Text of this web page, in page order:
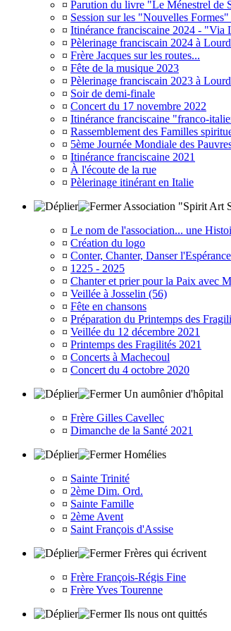
¤ Parution du livre "Le Ménestrel de
¤ Session sur les "Nouvelles
¤ Itinérance franciscaine 2024 - "Via
¤ Pèlerinage franciscain 2024 à
¤ Frère Jacques sur les routes...
¤ Fête de la musique 2023
¤ Pèlerinage franciscain 2023 à
¤ Soir de demi-finale
¤ Concert du 17 novembre 2022
¤ Itinérance franciscaine "franco-
¤ Rassemblement des Familles
¤ 5ème Journée Mondiale des
¤ Itinérance franciscaine 2021
¤ À l'écoute de la rue
¤ Pèlerinage itinérant en Italie
Association "Spirit Art
¤ Le nom de l'association... une
¤ Création du logo
¤ Conter, Chanter, Danser l'Espérance
¤ 1225 - 2025
¤ Chanter et prier pour la Paix avec
¤ Veillée à Josselin (56)
¤ Fête en chansons
¤ Préparation du Printemps des
¤ Veillée du 12 décembre 2021
¤ Printemps des Fragilités 2021
¤ Concerts à Machecoul
¤ Concert du 4 octobre 2020
Un aumônier d'hôpital
¤ Frère Gilles Cavellec
¤ Dimanche de la Santé 2021
Homélies
¤ Sainte Trinité
¤ 2ème Dim. Ord.
¤ Sainte Famille
¤ 2ème Avent
¤ Saint François d'Assise
Frères qui écrivent
¤ Frère François-Régis Fine
¤ Frère Yves Tourenne
Ils nous ont quittés